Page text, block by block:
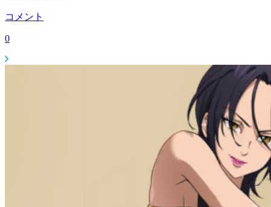
コメント
0